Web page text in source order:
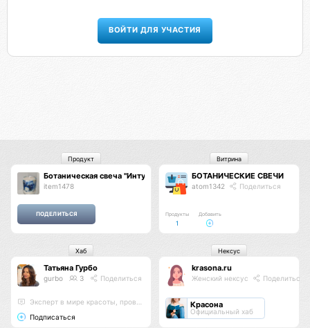
ВОЙТИ ДЛЯ УЧАСТИЯ
Ботаническая свеча "Интуиция"
item1478
Продукт
БОТАНИЧЕСКИЕ СВЕЧИ
atom1342 Поделиться
Продукты
1
Добавить
Витрина
Татьяна Гурбо
gurbo 3 Поделиться
Эксперт в мире красоты, проводник энергий, мастер энергопрактик
Подписаться
Хаб
krasona.ru
Женский нексус Поделиться
Красона
Официальный хаб
Нексус